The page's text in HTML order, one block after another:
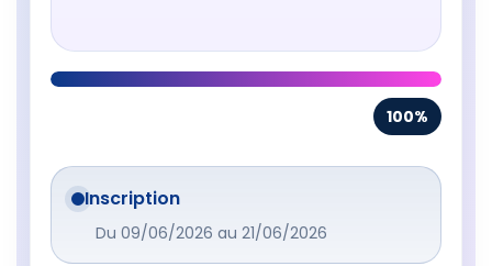
100%
Inscription
Du 09/06/2026 au 21/06/2026